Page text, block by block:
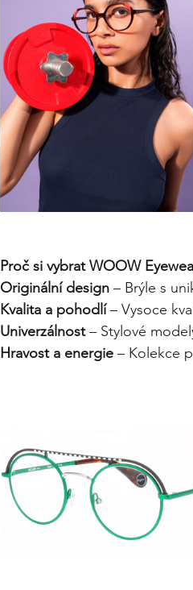
Proč si vybrat WOOW
Originální design – Brýle s
Kvalita a pohodlí – Vysoce
Univerzálnost – Stylové
Hravost a energie – Kolekce